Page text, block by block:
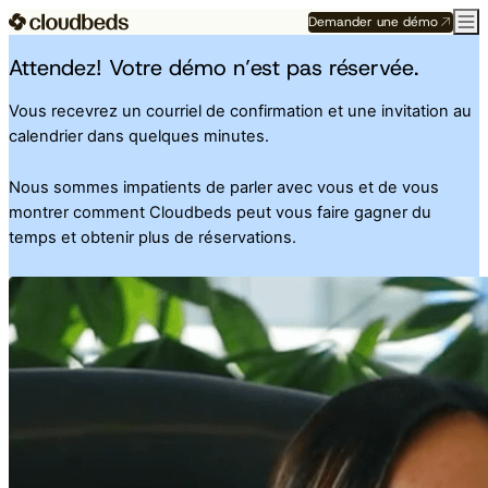
Demander une démo
Attendez! Votre démo n’est pas réservée.
Vous recevrez un courriel de confirmation et une invitation au
calendrier dans quelques minutes.
Nous sommes impatients de parler avec vous et de vous
montrer comment Cloudbeds peut vous faire gagner du
temps et obtenir plus de réservations.